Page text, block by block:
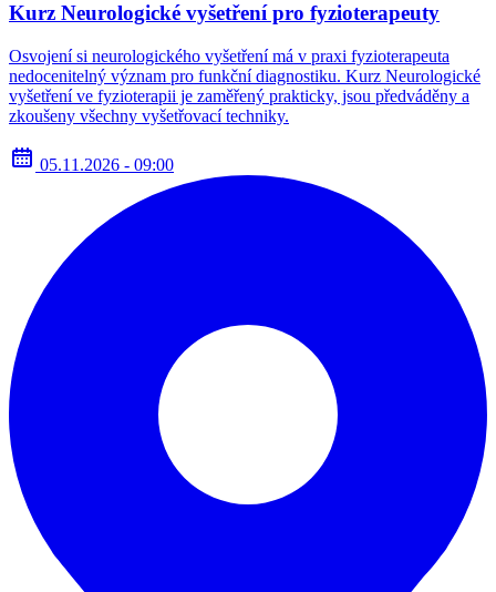
Kurz Neurologické vyšetření pro fyzioterapeuty
Osvojení si neurologického vyšetření má v praxi fyzioterapeuta
nedocenitelný význam pro funkční diagnostiku. Kurz Neurologické
vyšetření ve fyzioterapii je zaměřený prakticky, jsou předváděny a
zkoušeny všechny vyšetřovací techniky.
05.11.2026 - 09:00